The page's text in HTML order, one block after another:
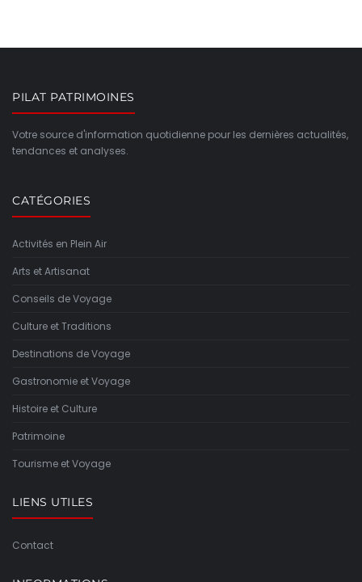
PILAT PATRIMOINES
Votre source d'information quotidienne pour les dernières actualités,
tendances et analyses.
CATÉGORIES
Activités en Plein Air
Arts et Artisanat
Conseils de Voyage
Culture et Traditions
Destinations de Voyage
Gastronomie et Voyage
Histoire et Culture
Patrimoine
Tourisme et Voyage
LIENS UTILES
Contact